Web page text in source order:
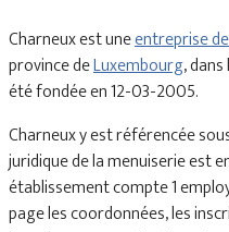
Charneux est uneentreprise
province deLuxembourg,
été fondée en 12-03-2005.
Charneux y est référencée
juridique de la menuiserie est
établissement compte 1
page les coordonnées, les